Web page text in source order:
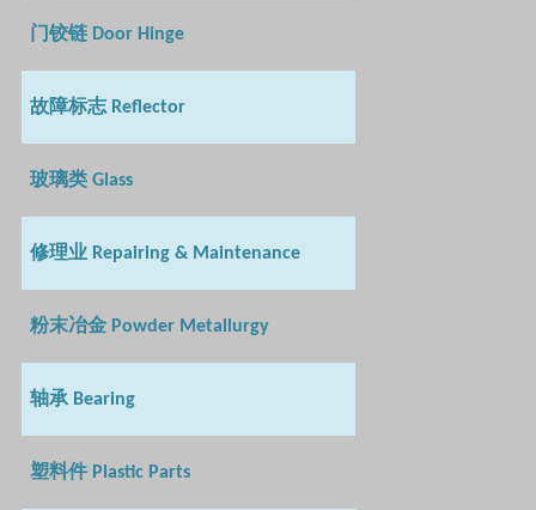
门铰链 Door Hinge
故障标志Reflector
玻璃类 Glass
修理业 Repairing & Maintenance
粉末冶金 Powder Metallurgy
轴承 Bearing
塑料件 Plastic Parts